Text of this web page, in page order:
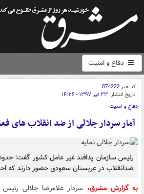
دفاع و امنیت
کد خبر874222
تاریخ انتشار: ۲۳ تیر ۱۳۹۷ - ۱۴:۲۶
دفاع و امنیت
آمار سردار جلالی از ضد انقلاب های
ضدانقلاب در عربستان سعودی حضور دارند که
به گزارش مشرق، سردار غلامرضا جلالی رئیس